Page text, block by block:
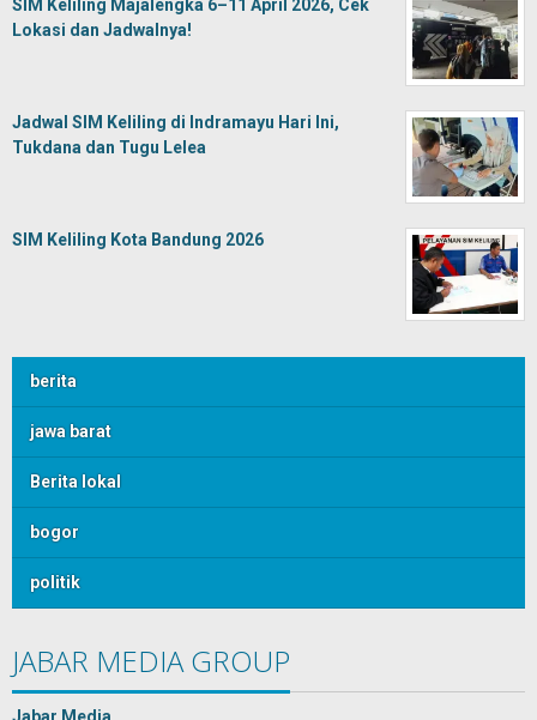
SIM Keliling Majalengka 6–11 April 2026, Cek
Lokasi dan Jadwalnya!
Jadwal SIM Keliling di Indramayu Hari Ini,
Tukdana dan Tugu Lelea
SIM Keliling Kota Bandung 2026
berita
jawa barat
Berita lokal
bogor
politik
JABAR MEDIA GROUP
Jabar Media